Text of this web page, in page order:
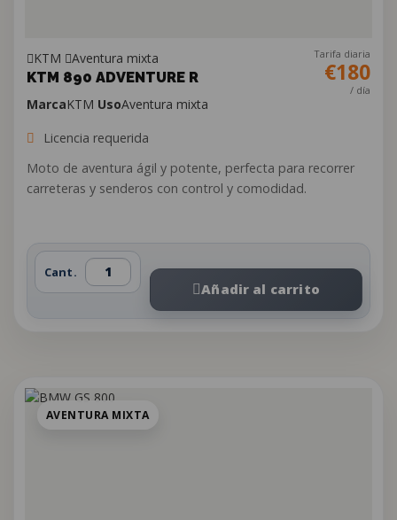
KTM
Aventura mixta
KTM 890 ADVENTURE R
Tarifa diaria
€180
/ día
MarcaKTM UsoAventura mixta
Licencia requerida
Moto de aventura ágil y potente, perfecta para recorrer
carreteras y senderos con control y comodidad.
Cant.
Añadir al carrito
AVENTURA MIXTA